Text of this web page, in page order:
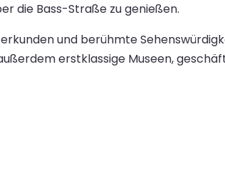
die Bass-Straße zu genießen.
und berühmte
erstklassige Museen,